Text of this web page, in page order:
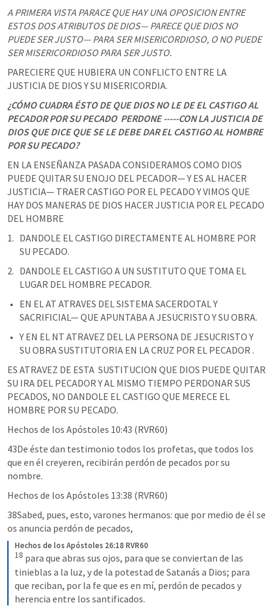
A PRIMERA VISTA PARACE QUE HAY UNA OPOSICION ENTRE
ESTOS DOS ATRIBUTOS DE DIOS— PARECE QUE DIOS NO
PUEDE SER JUSTO— PARA SER MISERICORDIOSO, O NO PUEDE
SER MISERICORDIOSO PARA SER JUSTO.
PARECIERE QUE HUBIERA UN CONFLICTO ENTRE LA
JUSTICIA DE DIOS Y SU MISERICORDIA.
¿CÓMO CUADRA ÉSTO DE QUE DIOS NO LE DE EL CASTIGO AL
PECADOR POR SU PECADO  PERDONE -----CON LA JUSTICIA DE
DIOS QUE DICE QUE SE LE DEBE DAR EL CASTIGO AL HOMBRE
POR SU PECADO?
‌EN LA ENSEÑANZA PASADA CONSIDERAMOS COMO DIOS
PUEDE QUITAR SU ENOJO DEL PECADOR— Y ES AL HACER
JUSTICIA— TRAER CASTIGO POR EL PECADO Y VIMOS QUE
HAY DOS MANERAS DE DIOS HACER JUSTICIA POR EL PECADO
DEL HOMBRE
DANDOLE EL CASTIGO DIRECTAMENTE AL HOMBRE POR
SU PECADO.
DANDOLE EL CASTIGO A UN SUSTITUTO QUE TOMA EL
LUGAR DEL HOMBRE PECADOR.
EN EL AT ATRAVES DEL SISTEMA SACERDOTAL Y
SACRIFICIAL— QUE APUNTABA A JESUCRISTO Y SU OBRA.
Y EN EL NT ATRAVEZ DEL LA PERSONA DE JESUCRISTO Y
SU OBRA SUSTITUTORIA EN LA CRUZ POR EL PECADOR .
‌ES ATRAVEZ DE ESTA  SUSTITUCION QUE DIOS PUEDE QUITAR
SU IRA DEL PECADOR Y AL MISMO TIEMPO PERDONAR SUS
PECADOS, NO DANDOLE EL CASTIGO QUE MERECE EL
HOMBRE POR SU PECADO.
Hechos de los Apóstoles 10:43 (RVR60)
43De éste dan testimonio todos los profetas, que todos los
que en él creyeren, recibirán perdón de pecados por su
nombre.
Hechos de los Apóstoles 13:38 (RVR60)
38Sabed, pues, esto, varones hermanos: que por medio de él se
os anuncia perdón de pecados,
Hechos de los Apóstoles 26:18 RVR60
18 para que abras sus ojos, para que se conviertan de las
tinieblas a la luz, y de la potestad de Satanás a Dios; para
que reciban, por la fe que es en mí, perdón de pecados y
herencia entre los santificados.